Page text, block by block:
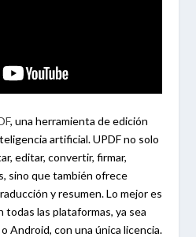
, una herramienta de edición
artificial. UPDF no solo
editar, convertir, firmar,
sino que también ofrece
y resumen. Lo mejor es
todas las plataformas, ya sea
Android, con una única licencia.